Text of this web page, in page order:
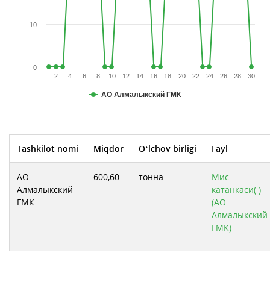
АО Алмалыкский ГМК
2 4 6 8 10 12 14 16 18 20 22 24 26 28 30
0
10
Tashkilot nomi Miqdor O‘lchov birligi Fayl
АО
Алмалыкский
ГМК
600,60 тонна
Мис
катанкаси( )
(АО
Алмалыкский
ГМК)